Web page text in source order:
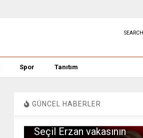
SEARCH
Spor Tanıtım
GÜNCEL HABERLER
Seçil Erzan vakasının